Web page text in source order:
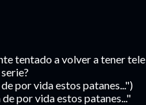
tentado a volver a tener tele,
por vida estos patanes...")
por vida estos patanes..."